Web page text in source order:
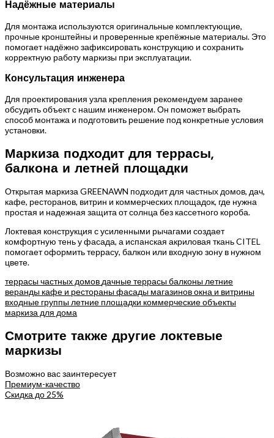
Надёжные материалы
Для монтажа используются оригинальные комплектующие,
прочные кронштейны и проверенные крепёжные материалы. Это
помогает надёжно зафиксировать конструкцию и сохранить
корректную работу маркизы при эксплуатации.
Консультация инженера
Для проектирования узла крепления рекомендуем заранее
обсудить объект с нашим инженером. Он поможет выбрать
способ монтажа и подготовить решение под конкретные условия
установки.
Маркиза подходит для террасы,
балкона и летней площадки
Открытая маркиза GREENAWN подходит для частных домов, дач,
кафе, ресторанов, витрин и коммерческих площадок, где нужна
простая и надежная защита от солнца без кассетного короба.
Локтевая конструкция с усиленными рычагами создает
комфортную тень у фасада, а испанская акриловая ткань CITEL
помогает оформить террасу, балкон или входную зону в нужном
цвете.
террасы частных домов дачные террасыбалконы летние
веранды кафе и рестораныфасады магазиновокна и витрины
входные группы летние площадки коммерческие объекты
маркиза для дома
Смотрите также другие локтевые
маркизы
Возможно вас заинтересует
Премиум-качество
Скидка до 25%